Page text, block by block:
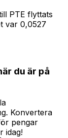
PTE flyttats
var 0,0527
du är på
Konvertera
pengar
idag!